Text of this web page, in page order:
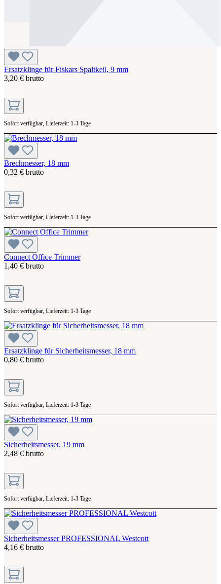
Ersatzklinge für Fiskars Spaltkeil, 9 mm
3,20 € brutto
Sofort verfügbar, Lieferzeit: 1-3 Tage
Brechmesser, 18 mm
0,32 € brutto
Sofort verfügbar, Lieferzeit: 1-3 Tage
Connect Office Trimmer
1,40 € brutto
Sofort verfügbar, Lieferzeit: 1-3 Tage
Ersatzklinge für Sicherheitsmesser, 18 mm
0,80 € brutto
Sofort verfügbar, Lieferzeit: 1-3 Tage
Sicherheitsmesser, 19 mm
2,48 € brutto
Sofort verfügbar, Lieferzeit: 1-3 Tage
Sicherheitsmesser PROFESSIONAL Westcott
4,16 € brutto